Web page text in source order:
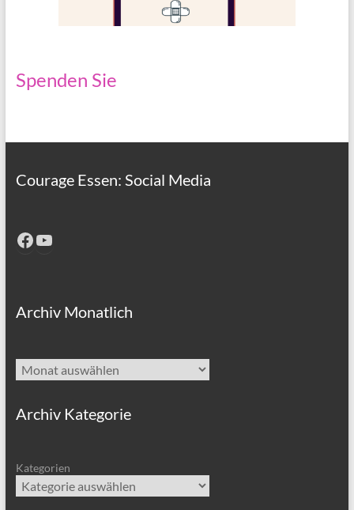
Spenden Sie
Courage Essen: Social Media
Facebook
YouTube
Archiv Monatlich
Archiv
Archiv Kategorie
Kategorien